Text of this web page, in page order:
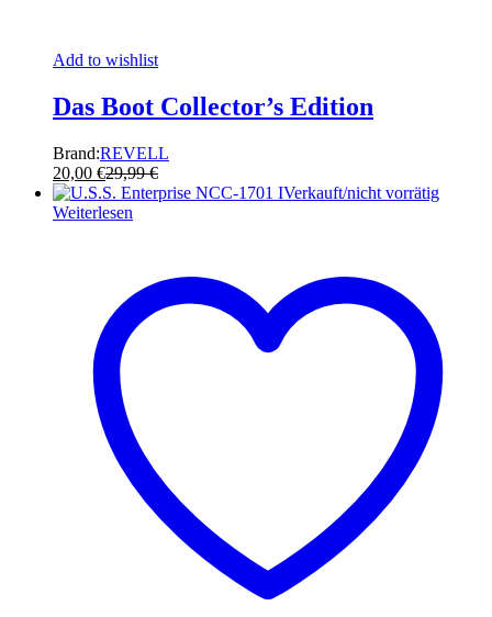
Add to wishlist
Das Boot Collector’s Edition
Brand:REVELL
20,00 €29,99€
Verkauft/nicht vorrätig
Weiterlesen